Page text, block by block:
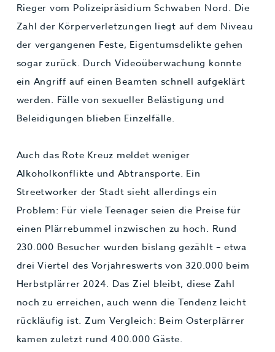
Rieger vom Polizeipräsidium Schwaben Nord. Die
Zahl der Körperverletzungen liegt auf dem Niveau
der vergangenen Feste, Eigentumsdelikte gehen
sogar zurück. Durch Videoüberwachung konnte
ein Angriff auf einen Beamten schnell aufgeklärt
werden. Fälle von sexueller Belästigung und
Beleidigungen blieben Einzelfälle.
Auch das Rote Kreuz meldet weniger
Alkoholkonflikte und Abtransporte. Ein
Streetworker der Stadt sieht allerdings ein
Problem: Für viele Teenager seien die Preise für
einen Plärrebummel inzwischen zu hoch. Rund
230.000 Besucher wurden bislang gezählt – etwa
drei Viertel des Vorjahreswerts von 320.000 beim
Herbstplärrer 2024. Das Ziel bleibt, diese Zahl
noch zu erreichen, auch wenn die Tendenz leicht
rückläufig ist. Zum Vergleich: Beim Osterplärrer
kamen zuletzt rund 400.000 Gäste.